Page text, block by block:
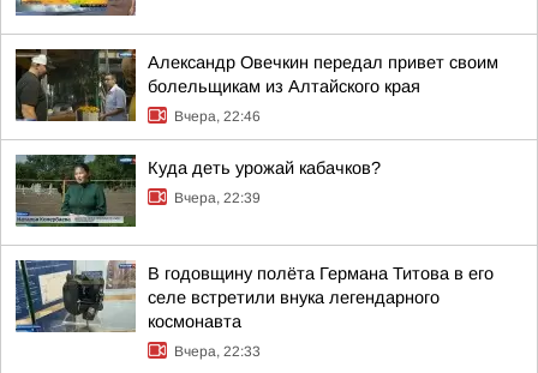
Александр Овечкин передал привет своим
болельщикам из Алтайского края
Вчера, 22:46
Куда деть урожай кабачков?
Вчера, 22:39
В годовщину полёта Германа Титова в его
селе встретили внука легендарного
космонавта
Вчера, 22:33